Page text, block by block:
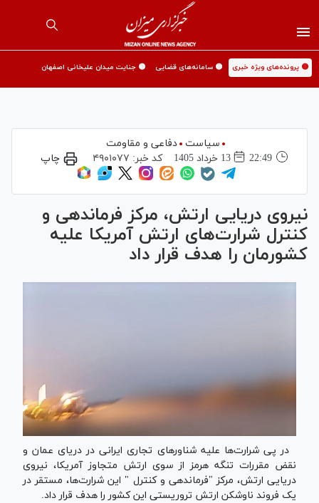
🟡 پرونده‌های ویژه خبری 🟡 سامانه‌های قضایی 🟡 جنایت میدان علیخانی اصفهان
سیاست
دفاعی و مقاومت
22:49
13 خرداد 1405 کد خبر: ۴۹۰۱۰۷۷ چاپ
نیروی دریایی ارتش، مرکز فرماندهی و
کنترل شرارت‌های ارتش آمریکا علیه
کشورمان را هدف قرار داد
در پی شرارت‌ها علیه شناور‌های تجاری ایرانی در دریای عمان و
نقض مقررات تنگه هرمز از سوی ارتش متجاوز آمریکا، نیروی
دریایی ارتش، مرکز "فرماندهی و کنترل " این شرارت‌ها، مستقر در
یک فروند ناوشکن ارتش تروریستی این کشور را هدف قرار داد.